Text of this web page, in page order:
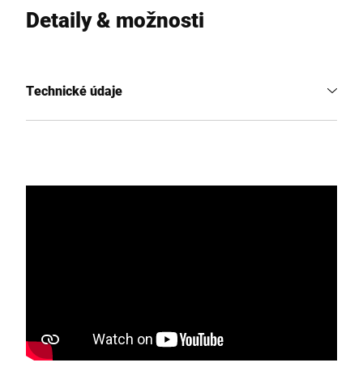
Detaily & možnosti
Technické údaje